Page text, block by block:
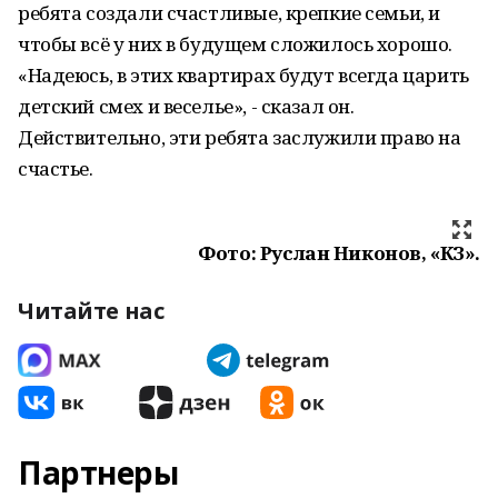
ребята создали счастливые, крепкие семьи, и
чтобы всё у них в будущем сложилось хорошо.
«Надеюсь, в этих квартирах будут всегда царить
детский смех и веселье», - сказал он.
Действительно, эти ребята заслужили право на
счастье.
Фото: Руслан Никонов, «КЗ».
Читайте нас
Партнеры